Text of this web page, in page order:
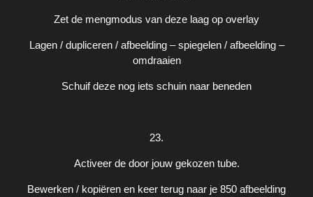
Zet de mengmodus van deze laag op overlay
Lagen / dupliceren / afbeelding – spiegelen / afbeelding –
omdraaien
Schuif deze nog iets schuin naar beneden
23.
Activeer de door jouw gekozen tube.
Bewerken / kopiëren en keer terug naar je 850 afbeelding